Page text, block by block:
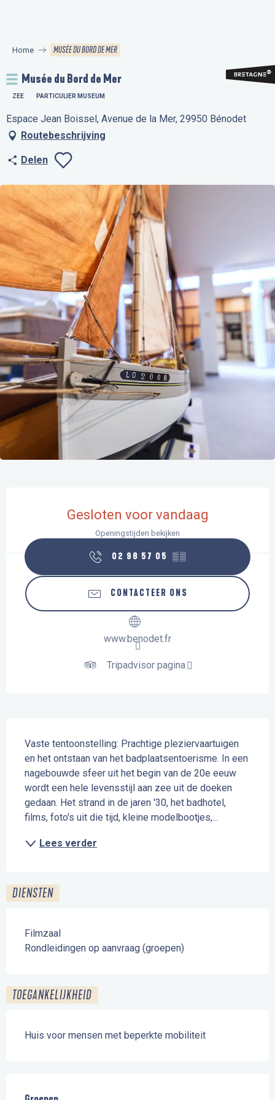
principal
Home MUSÉE DU BORD DE MER
Musée du Bord de Mer
ZEE PARTICULIER MUSEUM
Espace Jean Boissel, Avenue de la Mer, 29950 Bénodet
Routebeschrijving
Delen
Ajouter aux
Gesloten voor vandaag
Openingstijden bekijken
02 98 57 05 ▒▒
CONTACTEER ONS
www.benodet.fr
Tripadvisor pagina
Vaste tentoonstelling: Prachtige pleziervaartuigen
en het ontstaan van het badplaatsentoerisme. In een
nagebouwde sfeer uit het begin van de 20e eeuw
wordt een hele levensstijl aan zee uit de doeken
gedaan. Het strand in de jaren '30, het badhotel,
films, foto's uit die tijd, kleine modelbootjes,...
Lees verder
DIENSTEN
Filmzaal
Rondleidingen op aanvraag (groepen)
TOEGANKELIJKHEID
Huis voor mensen met beperkte mobiliteit